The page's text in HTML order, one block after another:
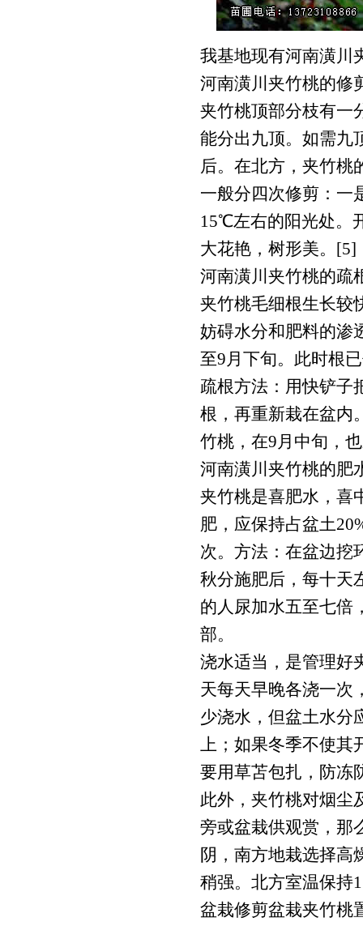
我基地现有河南潢川
河南潢川夹竹桃的修
夹竹桃顶部分枝有一
能分出九顶。如需九
后。在北方，夹竹桃
一般分四次修剪：一
15℃左右的阳光处。
大花艳，树形美。[5]
河南潢川夹竹桃的疏
夹竹桃毛细根生长较
妨碍水分和肥料的渗
至9月下旬。此时根
疏根方法：用快铲子
根，再重新栽在盆内
竹桃，在9月中旬，
河南潢川夹竹桃的肥
夹竹桃是喜肥水，喜
肥，应保持占盆土
次。方法：在盆边挖
秋分施肥后，每十天
的人尿加水五至七倍
部。
浇水适当，是管理好
天每天早晚各浇一次
少浇水，但盆土水分
上；如果冬季不使其
要用草苫包扎，防冻
此外，夹竹桃对烟尘
旁或盆栽供观赏，那
阴，南方地栽选择高
稍强。北方室温保持
盆栽修剪盆栽夹竹桃